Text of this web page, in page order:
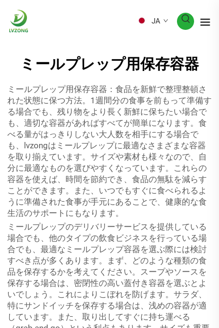
JA
ミールプレップ用保存容器
ミールプレップ用保存容器：食品を新鮮で整理整頓さ
れた状態に保つ方法。1週間分の食事を前もって準備す
る場合でも、残り物をより長く新鮮に保ちたい場合で
も、適切な容器があればすべてが簡単になります。食
べる量がはっきりしない大人数を相手にする場合で
も、lvzongはミールプレップに最適なさまざまな容器
を取り揃えています。サイズや素材も様々なので、自
分に最適なものを選びやすくなっています。これらの
容器を使えば、時間を節約でき、食品の無駄を減らす
ことができます。また、いつでもすぐに食べられるよ
うに準備された食事が手元にあることで、健康的な食
生活のサポートにもなります。
ミールプレップのデリバリーサービスを提供している
場合でも、他のタイプの飲食ビジネスを行っている場
合でも、最適なミールプレップ容器を選ぶ際には検討
すべき点が多くあります。まず、どのような種類の食
品を保存するかを考えてください。スープやソースを
保存する場合は、密閉性の高い蓋付き容器を選ぶとよ
いでしょう。これによりこぼれを防げます。サラダ、
特にサンドイッチを保存する場合は、浅めの容器が適
しています。また、取り出してすぐに持ち運べる